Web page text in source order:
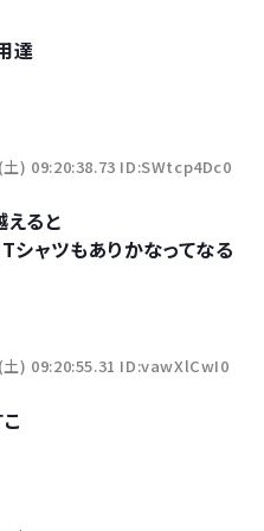
達
) 09:20:38.73 ID:SWtcp4Dc0
ると
シャツもありかなってなる
) 09:20:55.31 ID:vawXlCwI0